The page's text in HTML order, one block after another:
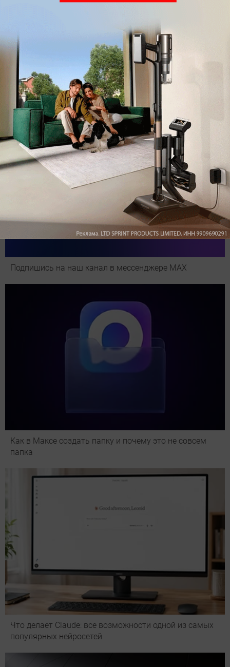
Обзор вертикального пылесоса Dreame Z40 AquaCycle
Pro: гибкий подход к уборке
Подпишись на наш канал в мессенджере МАХ
Как в Максе создать папку и почему это не совсем
папка
Что делает Сlaude: все возможности одной из самых
популярных нейросетей